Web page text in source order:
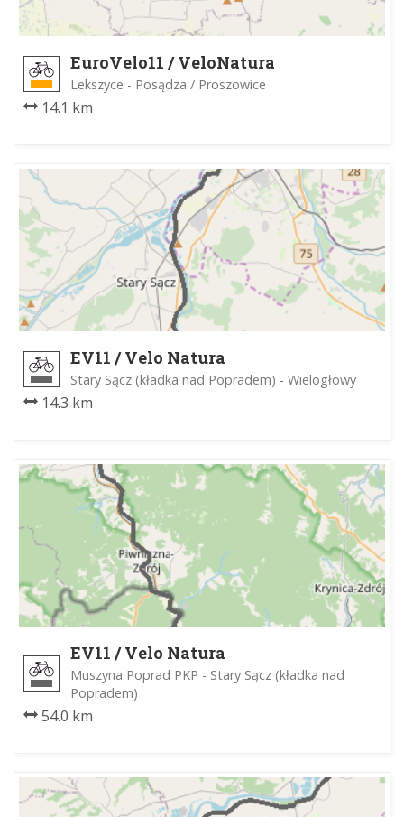
EuroVelo11 / VeloNatura
Proszowice-Lekszyce
Lekszyce - Posądza / Proszowice
14.1 km
EV11 / Velo Natura
Stary Sącz (kładka nad Popradem) - Wielogłowy
14.3 km
EV11 / Velo Natura
Muszyna Poprad PKP - Stary Sącz (kładka nad
Popradem)
54.0 km